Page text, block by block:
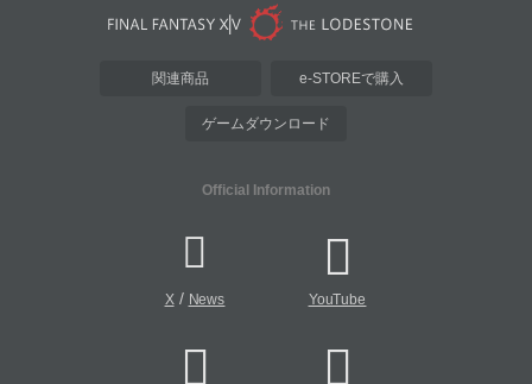
関連商品 e-STOREで購入
ゲームダウンロード
Official Information
X/ News YouTube